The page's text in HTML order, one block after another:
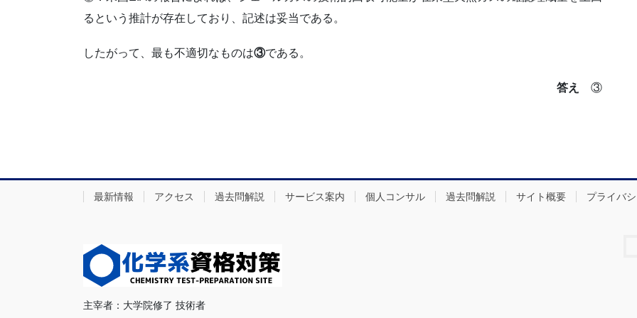
るという推計が存在しており、記述は妥当である。
したがって、最も不適切なものは③である。
答え ③
最新情報 アクセス 過去問解説 サービス案内 個人コンサル 過去問解説 サイト概要 プライバ
主宰者：大学院修了 技術者